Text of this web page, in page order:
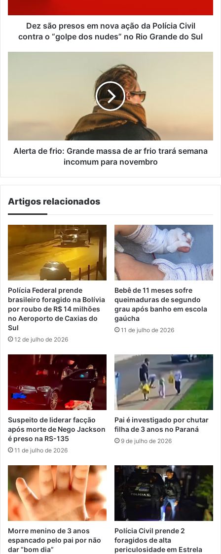
Civil
contraDez são presos em nova ação da Polícia Civil
contra o “golpe dos nudes” no Rio Grande do Sul
trará
semana
Alerta de frio: Grande massa de ar frio trará semana
incomum para novembro
Artigos relacionados
Polícia Federal prende
brasileiro foragido na Bolívia
por roubo de R$ 14 milhões
no Aeroporto de Caxias do
Sul
12 de julho de 2026
Bebê de 11 meses sofre
queimaduras de segundo
grau após banho em escola
gaúcha
11 de julho de 2026
Suspeito de liderar facção
após morte de Nego Jackson
é preso na RS-135
11 de julho de 2026
Pai é investigado por chutar
filha de 3 anos no Paraná
9 de julho de 2026
Morre menino de 3 anos
espancado pelo pai por não
dar “bom dia”
Polícia Civil prende 2
foragidos de alta
periculosidade em Estrela